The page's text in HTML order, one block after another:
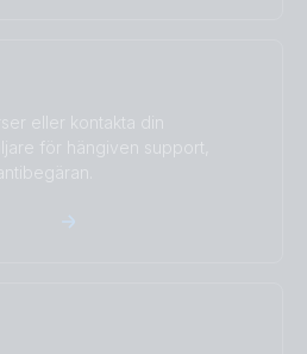
4k5 55A (right)
5000VA (left)
eller kontakta din
för hängiven support,